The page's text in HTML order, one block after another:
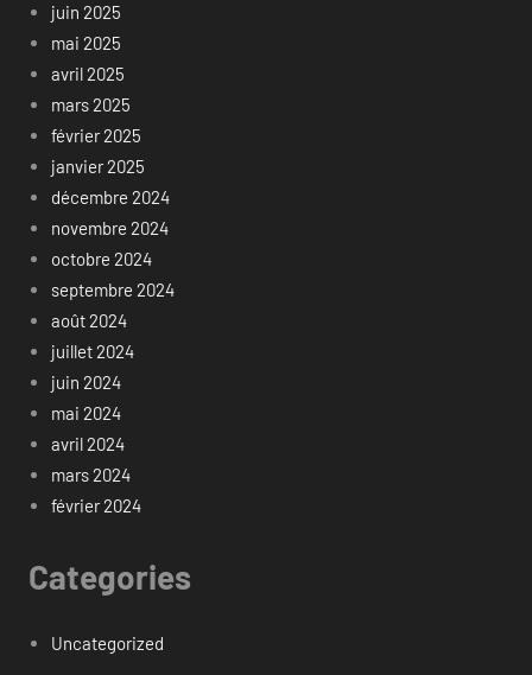
juin 2025
mai 2025
avril 2025
mars 2025
février 2025
janvier 2025
décembre 2024
novembre 2024
octobre 2024
septembre 2024
août 2024
juillet 2024
juin 2024
mai 2024
avril 2024
mars 2024
février 2024
Categories
Uncategorized